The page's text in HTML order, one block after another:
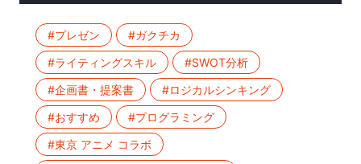
#プレゼン
#ガクチカ
#ライティングスキル
#SWOT分析
#企画書・提案書
#ロジカルシンキング
#おすすめ
#プログラミング
#東京 アニメ コラボ